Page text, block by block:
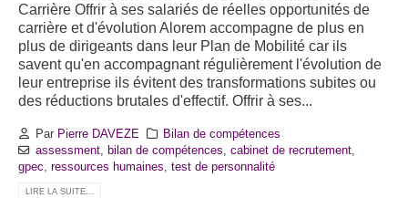
Carrière Offrir à ses salariés de réelles opportunités de
carrière et d'évolution Alorem accompagne de plus en
plus de dirigeants dans leur Plan de Mobilité car ils
savent qu'en accompagnant régulièrement l'évolution de
leur entreprise ils évitent des transformations subites ou
des réductions brutales d'effectif. Offrir à ses...
Par Pierre DAVEZE
Bilan de compétences
assessment, bilan de compétences, cabinet de recrutement,
gpec, ressources humaines, test de personnalité
LIRE LA SUITE...